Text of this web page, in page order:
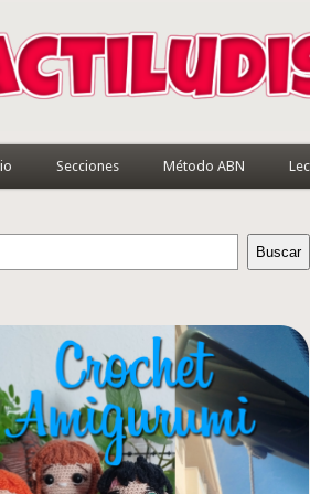
Secciones Método ABN
Buscar